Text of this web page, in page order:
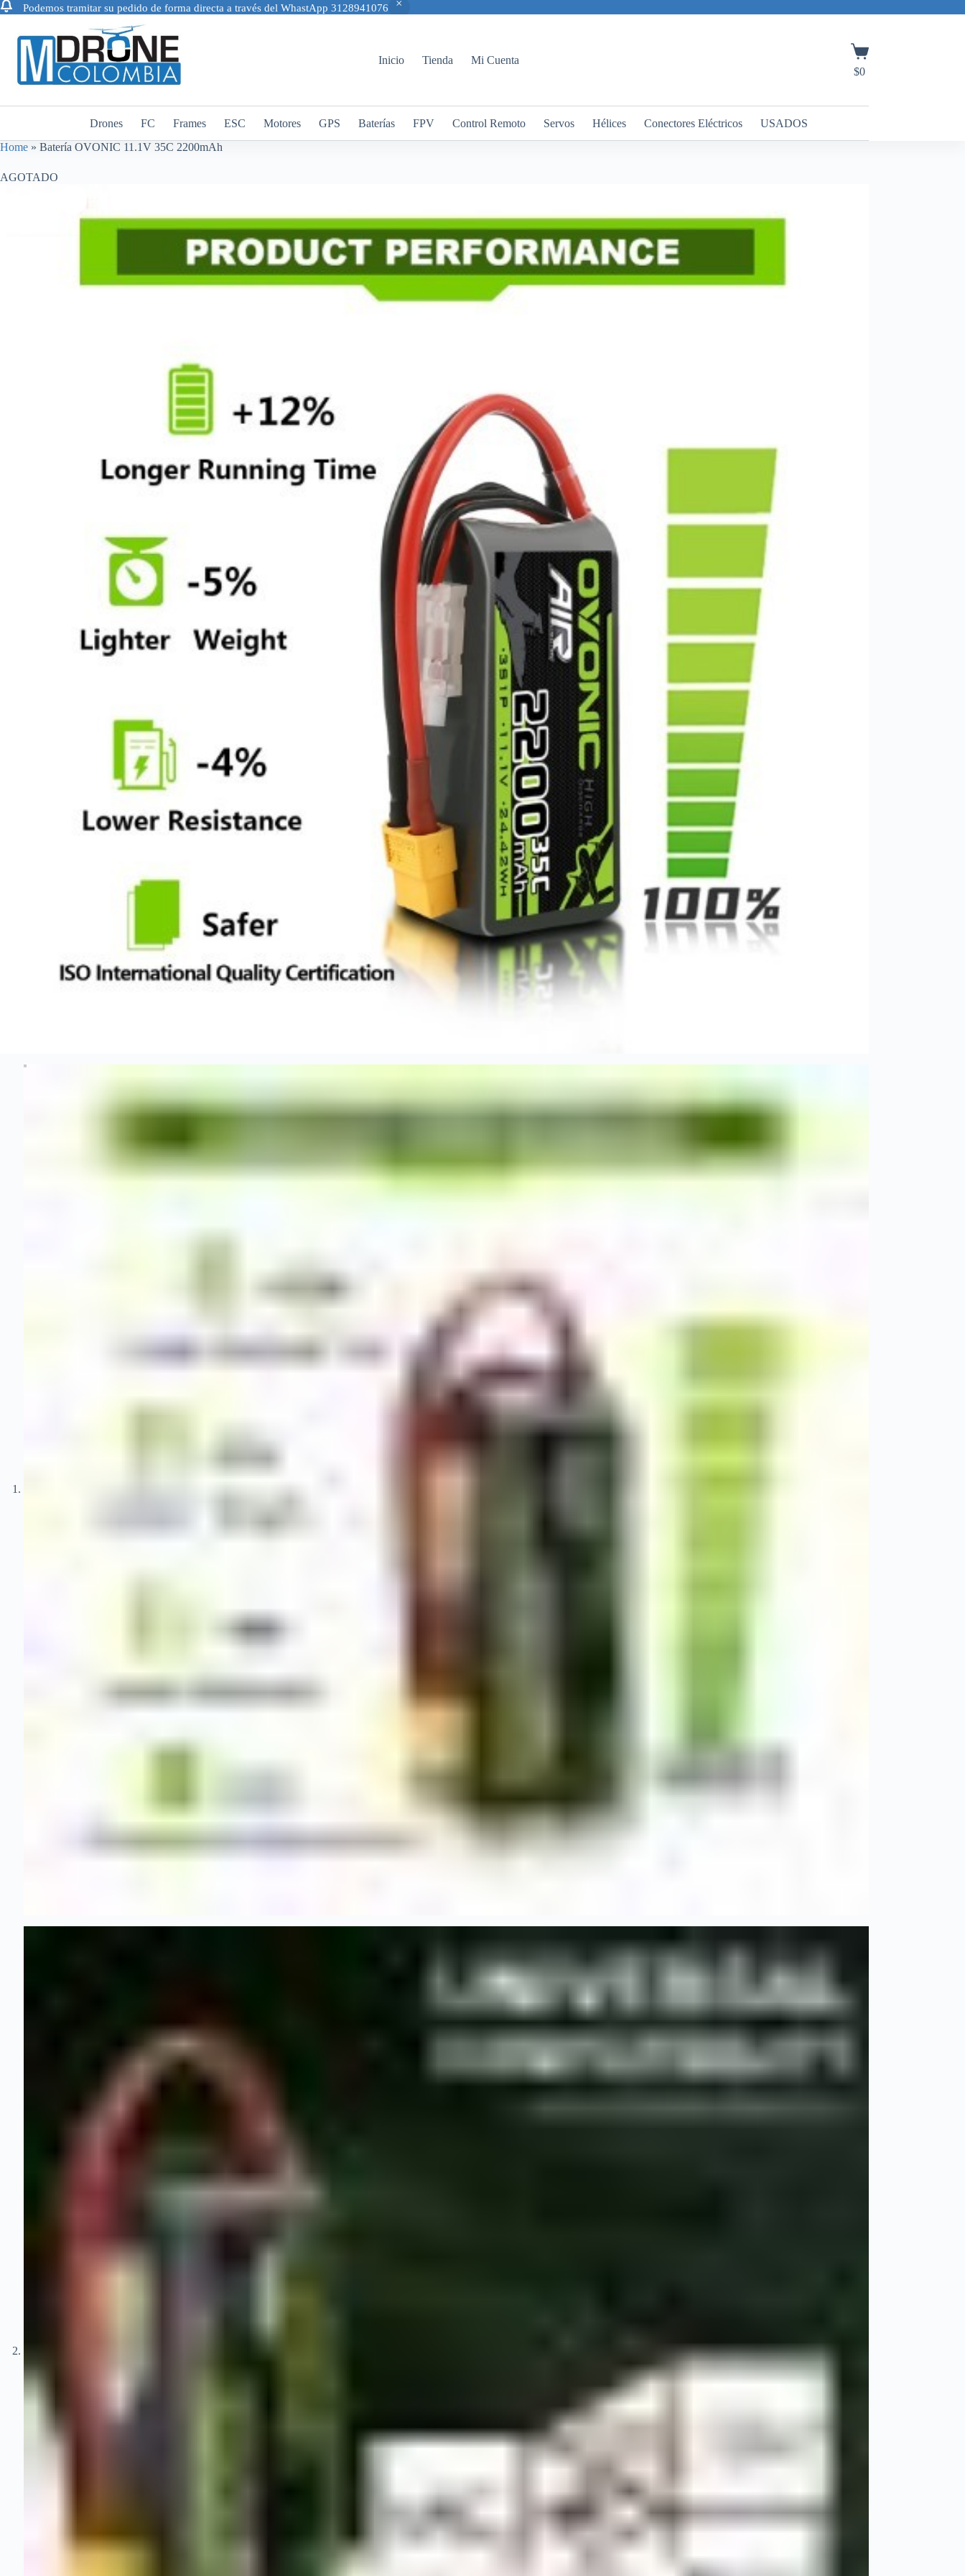
Podemos tramitar su pedido de forma directa a través del WhastApp 3128941076
contenido
Inicio
Tienda Mi Cuenta
Carro
de
compra
$0
Drones FC Frames ESC Motores GPS Baterías FPV Control Remoto Servos Hélices Conectores Eléctricos
USADOS
Home » Batería OVONIC 11.1V 35C 2200mAh
AGOTADO